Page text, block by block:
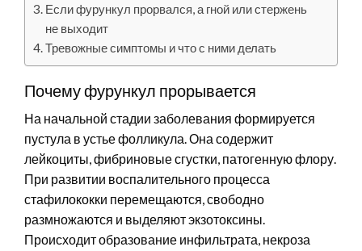
Если фурункул прорвался, а гной или стержень
не выходит
Тревожные симптомы и что с ними делать
Почему фурункул прорывается
На начальной стадии заболевания формируется
пустула в устье фолликула. Она содержит
лейкоциты, фибриновые сгустки, патогенную флору.
При развитии воспалительного процесса
стафилококки перемещаются, свободно
размножаются и выделяют экзотоксины.
Происходит образование инфильтрата, некроза